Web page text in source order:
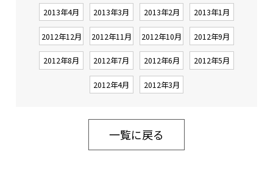
2013年4月 2013年3月 2013年2月 2013年1月
2012年12月 2012年11月 2012年10月 2012年9月
2012年8月 2012年7月 2012年6月 2012年5月
2012年4月 2012年3月
一覧に戻る